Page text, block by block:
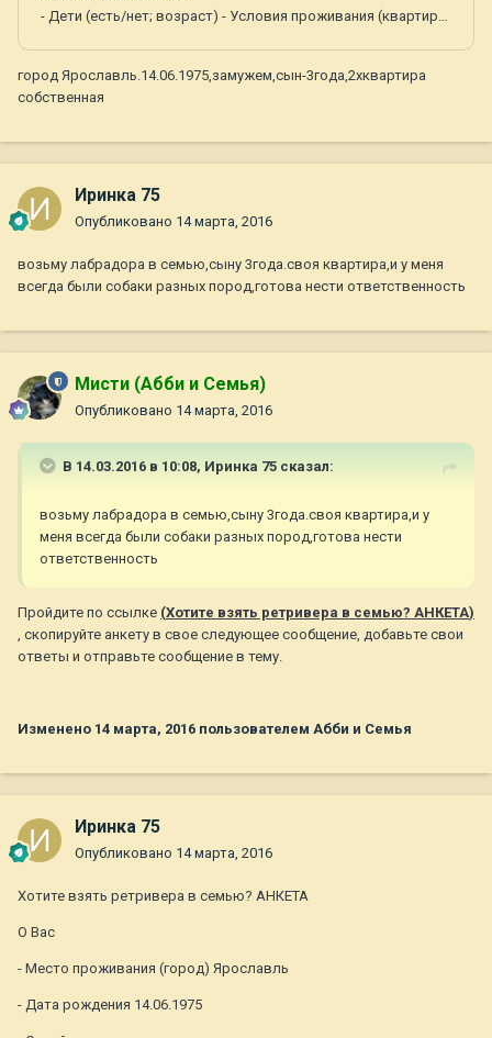
город Ярославль.14.06.1975,замужем,сын-3года,2хквартира
собственная
Иринка 75
Опубликовано 14 марта, 2016
возьму лабрадора в семью,сыну 3года.своя квартира,и у меня
всегда были собаки разных пород,готова нести ответственность
Мисти (Абби и Семья)
Опубликовано 14 марта, 2016
В 14.03.2016 в 10:08, Иринка 75 сказал:
возьму лабрадора в семью,сыну 3года.своя квартира,и у
меня всегда были собаки разных пород,готова нести
ответственность
Пройдите по ссылке (Хотите взять ретривера в семью? АНКЕТА)
, скопируйте анкету в свое следующее сообщение, добавьте свои
ответы и отправьте сообщение в тему.
Изменено 14 марта, 2016 пользователем Абби и Семья
Иринка 75
Опубликовано 14 марта, 2016
Хотите взять ретривера в семью? АНКЕТА
О Вас
- Место проживания (город) Ярославль
- Дата рождения 14.06.1975